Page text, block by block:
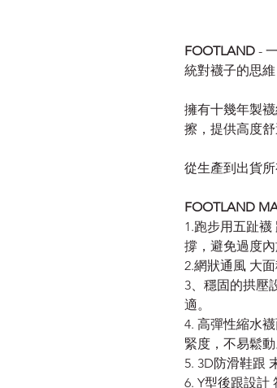
FOOTLAND -
統對襪子的思
擁有十幾年製
擦，提供高度
從生產到出貨所
FOOTLAND
1.跑步用五趾
撐，避免過度
2.網狀通風 大
3、穩固的拱壓
適。
4. 高彈性縮水
緊度，不易鬆動
5. 3D防滑鞋跟
6. Y型後跟設計